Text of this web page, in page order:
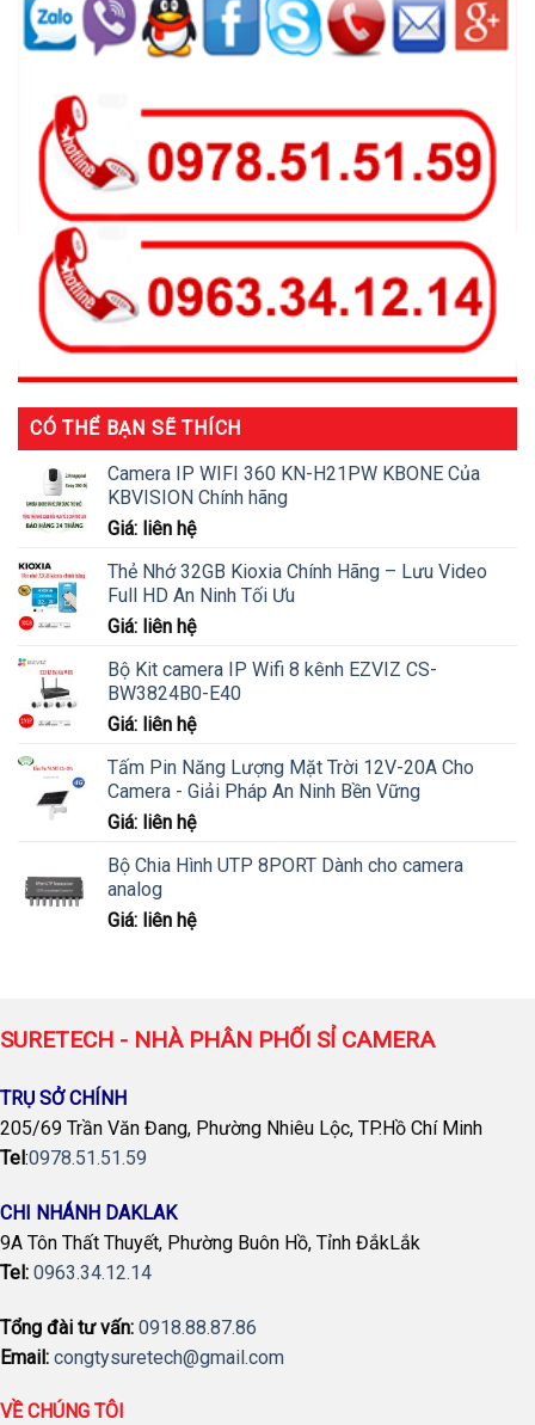
CÓ THỂ BẠN SẼ THÍCH
Camera IP WIFI 360 KN-H21PW KBONE Của
KBVISION Chính hãng
Giá: liên hệ
Thẻ Nhớ 32GB Kioxia Chính Hãng – Lưu Video
Full HD An Ninh Tối Ưu
Giá: liên hệ
Bộ Kit camera IP Wifi 8 kênh EZVIZ CS-
BW3824B0-E40
Giá: liên hệ
Tấm Pin Năng Lượng Mặt Trời 12V-20A Cho
Camera - Giải Pháp An Ninh Bền Vững
Giá: liên hệ
Bộ Chia Hình UTP 8PORT Dành cho camera
analog
Giá: liên hệ
SURETECH - NHÀ PHÂN PHỐI SỈ CAMERA
TRỤ SỞ CHÍNH
205/69 Trần Văn Đang, Phường Nhiêu Lộc, TP.Hồ Chí Minh
Tel:0978.51.51.59
CHI NHÁNH DAKLAK
9A Tôn Thất Thuyết, Phường Buôn Hồ, Tỉnh ĐắkLắk
Tel: 0963.34.12.14
Tổng đài tư vấn: 0918.88.87.86
Email: congtysuretech@gmail.com
VỀ CHÚNG TÔI